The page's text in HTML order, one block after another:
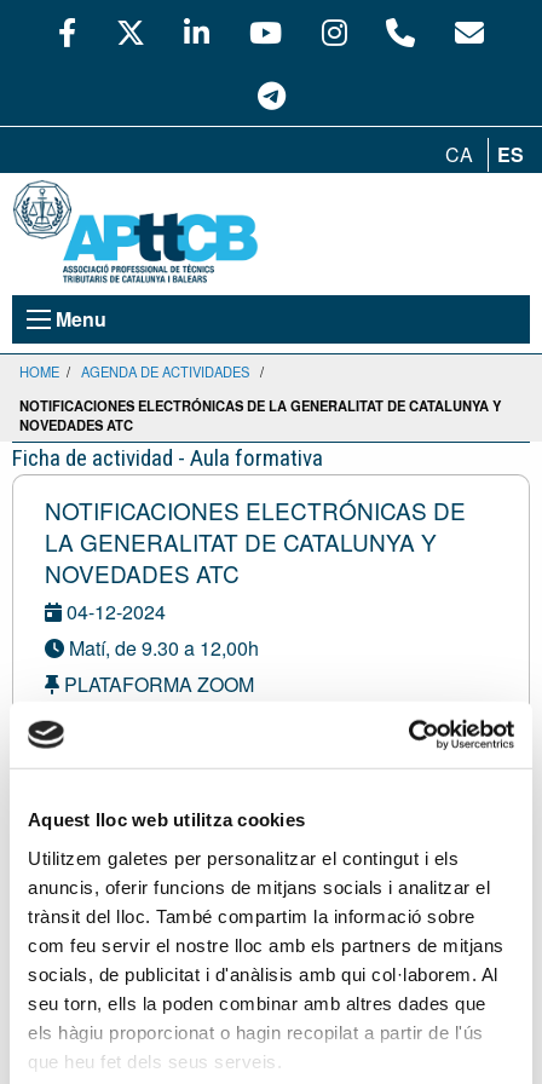
Aquest lloc web utilitza cookies
Utilitzem galetes per personalitzar el contingut i els
anuncis, oferir funcions de mitjans socials i analitzar el
trànsit del lloc. També compartim la informació sobre
com feu servir el nostre lloc amb els partners de mitjans
socials, de publicitat i d'anàlisis amb qui col·laborem. Al
seu torn, ells la poden combinar amb altres dades que
els hàgiu proporcionat o hagin recopilat a partir de l'ús
que heu fet dels seus serveis.
CA ES
Menu
HOME / AGENDA DE ACTIVIDADES /
NOTIFICACIONES ELECTRÓNICAS DE LA GENERALITAT DE CATALUNYA Y
NOVEDADES ATC
Ficha de actividad - Aula formativa
NOTIFICACIONES ELECTRÓNICAS DE
LA GENERALITAT DE CATALUNYA Y
NOVEDADES ATC
04-12-2024
Matí, de 9.30 a 12,00h
PLATAFORMA ZOOM
Con inscripción gratuita
Inscripción gratuita:0,00 €
Soy asociado/a
Inscripción VIRTUAL
Ponentes